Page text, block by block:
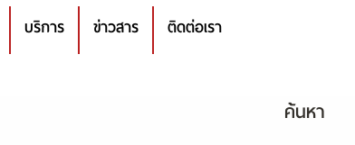
บริการ ข่าวสาร ติดต่อเรา
ค้นหา